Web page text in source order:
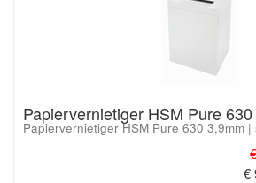
Papiervernietiger HSM Pure
Papiervernietiger HSM Pure 630 3,9mm
€